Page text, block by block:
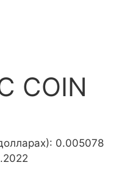
COIN
0.005078